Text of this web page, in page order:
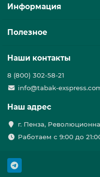
Информация
Полезное
Наши контакты
8 (800) 302-58-21
info@tabak-
Наш адрес
г. Пенза,
Работаем с 9:00 до